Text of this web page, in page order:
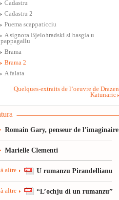
Cadastru
Cadastru 2
Puema scappaticciu
A signora Bjelohradski si basgia u
pappagallu
Brama
Brama 2
A falata
Quelques-extraits de l‘oeuvre de Drazen
Katunaric
Romain Gary, penseur de l’imaginaire
Marielle Clementi
altre U rumanzu Pirandellianu
altre “L’ochju di un rumanzu”